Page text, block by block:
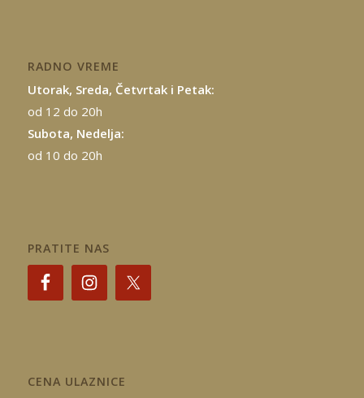
RADNO VREME
Utorak, Sreda, Četvrtak i Petak:
od 12 do 20h
Subota, Nedelja:
od 10 do 20h
PRATITE NAS
CENA ULAZNICE